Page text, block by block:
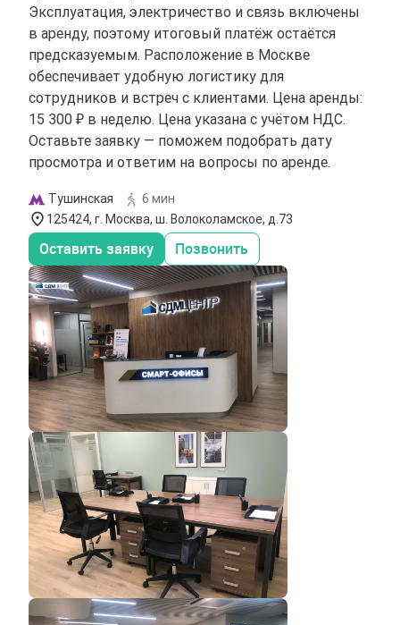
Эксплуатация, электричество и связь включены
в аренду, поэтому итоговый платёж остаётся
предсказуемым. Расположение в Москве
обеспечивает удобную логистику для
сотрудников и встреч с клиентами. Цена аренды:
15 300 ₽ в неделю. Цена указана с учётом НДС.
Оставьте заявку — поможем подобрать дату
просмотра и ответим на вопросы по аренде.
Тушинская
6 мин
125424, г. Москва, ш. Волоколамское, д.73
Оставить заявку Позвонить